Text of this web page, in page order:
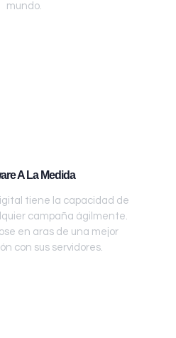
mundo.
A La Medida
tiene la capacidad de
campaña ágilmente.
en aras de una mejor
con sus servidores.